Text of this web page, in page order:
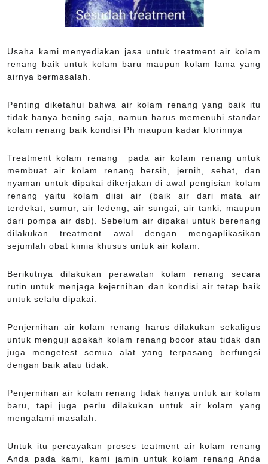
Usaha kami menyediakan jasa untuk treatment air kolam
renang baik untuk kolam baru maupun kolam lama yang
airnya bermasalah.
Penting diketahui bahwa air kolam renang yang baik itu
tidak hanya bening saja, namun harus memenuhi standar
kolam renang baik kondisi Ph maupun kadar klorinnya
Treatment kolam renang pada air kolam renang untuk
membuat air kolam renang bersih, jernih, sehat, dan
nyaman untuk dipakai dikerjakan di awal pengisian kolam
renang yaitu kolam diisi air (baik air dari mata air
terdekat, sumur, air ledeng, air sungai, air tanki, maupun
dari pompa air dsb). Sebelum air dipakai untuk berenang
dilakukan treatment awal dengan mengaplikasikan
sejumlah obat kimia khusus untuk air kolam.
Berikutnya dilakukan perawatan kolam renang secara
rutin untuk menjaga kejernihan dan kondisi air tetap baik
untuk selalu dipakai.
Penjernihan air kolam renang harus dilakukan sekaligus
untuk menguji apakah kolam renang bocor atau tidak dan
juga mengetest semua alat yang terpasang berfungsi
dengan baik atau tidak.
Penjernihan air kolam renang tidak hanya untuk air kolam
baru, tapi juga perlu dilakukan untuk air kolam yang
mengalami masalah.
Untuk itu percayakan proses teatment air kolam renang
Anda pada kami, kami jamin untuk kolam renang Anda